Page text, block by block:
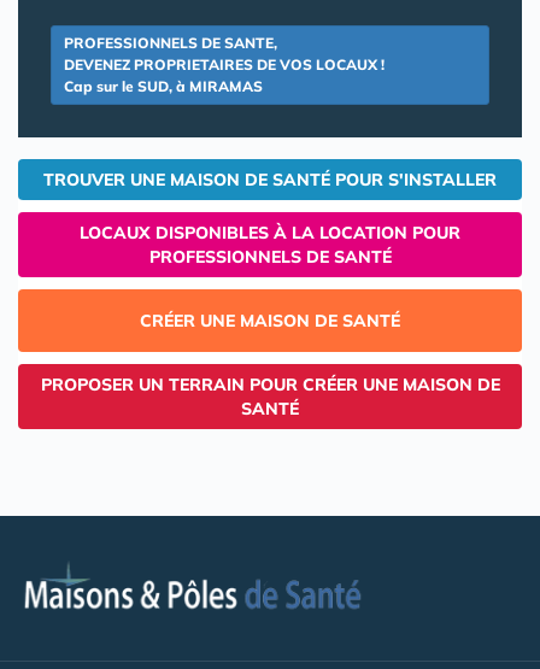
PROFESSIONNELS DE SANTE,
DEVENEZ PROPRIETAIRES DE VOS LOCAUX !
Cap sur le SUD, à MIRAMAS
TROUVER UNE MAISON DE SANTÉ POUR S'INSTALLER
LOCAUX DISPONIBLES À LA LOCATION POUR
PROFESSIONNELS DE SANTÉ
CRÉER UNE MAISON DE SANTÉ
PROPOSER UN TERRAIN POUR CRÉER UNE MAISON DE
SANTÉ